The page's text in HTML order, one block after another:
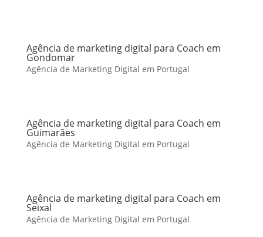
Agência de marketing digital para Coach em
Gondomar
Agência de Marketing Digital em Portugal
Agência de marketing digital para Coach em
Guimarães
Agência de Marketing Digital em Portugal
Agência de marketing digital para Coach em
Seixal
Agência de Marketing Digital em Portugal